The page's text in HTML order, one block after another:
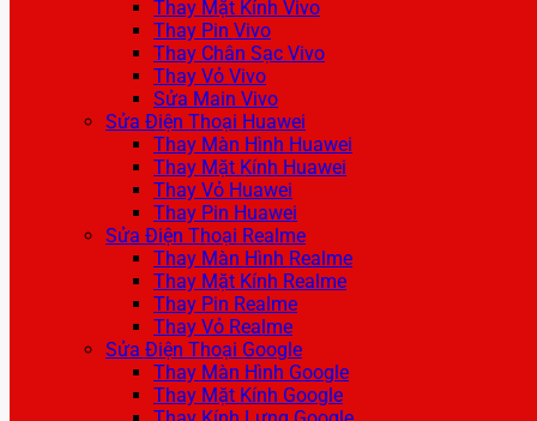
Thay Mặt Kính Vivo
Thay Pin Vivo
Thay Chân Sạc Vivo
Thay Vỏ Vivo
Sửa Main Vivo
Sửa Điện Thoại Huawei
Thay Màn Hình Huawei
Thay Mặt Kính Huawei
Thay Vỏ Huawei
Thay Pin Huawei
Sửa Điện Thoại Realme
Thay Màn Hình Realme
Thay Mặt Kính Realme
Thay Pin Realme
Thay Vỏ Realme
Sửa Điện Thoại Google
Thay Màn Hình Google
Thay Mặt Kính Google